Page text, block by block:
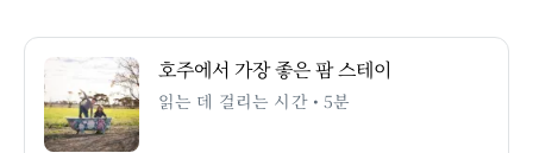
호주에서 가장 좋은 팜 스테이
읽는 데 걸리는 시간 • 5분